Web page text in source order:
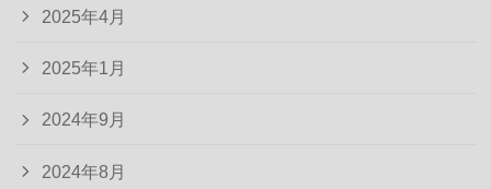
2025年4月
2025年1月
2024年9月
2024年8月